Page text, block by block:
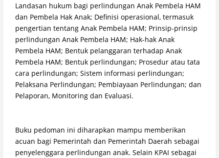
Landasan hukum bagi perlindungan Anak Pembela HAM
dan Pembela Hak Anak; Definisi operasional, termasuk
pengertian tentang Anak Pembela HAM; Prinsip-prinsip
perlindungan Anak Pembela HAM; Hak-hak Anak
Pembela HAM; Bentuk pelanggaran terhadap Anak
Pembela HAM; Bentuk perlindungan; Prosedur atau tata
cara perlindungan; Sistem informasi perlindungan;
Pelaksana Perlindungan; Pembiayaan Perlindungan; dan
Pelaporan, Monitoring dan Evaluasi.
Buku pedoman ini diharapkan mampu memberikan
acuan bagi Pemerintah dan Pemerintah Daerah sebagai
penyelenggara perlindungan anak. Selain KPAI sebagai